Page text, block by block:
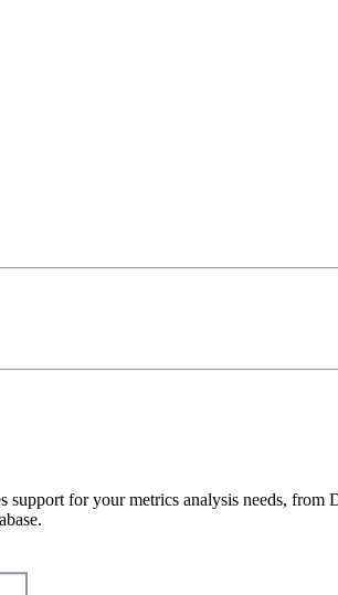
for your metrics analysis needs, from